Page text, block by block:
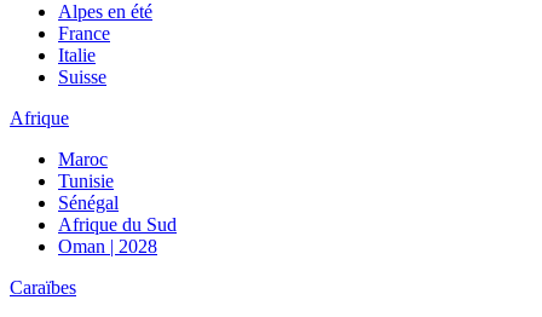
Alpes en été
France
Italie
Suisse
Afrique
Maroc
Tunisie
Sénégal
Afrique du Sud
Oman | 2028
Caraïbes